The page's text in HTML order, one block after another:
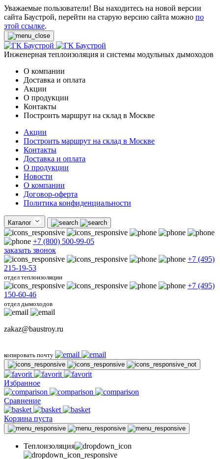
Уважаемые пользователи! Вы находитесь на новой версии
сайта Баустрой, перейти на старую версию сайта можно по
этой ссылке.
Инженерная теплоизоляция и системы модульных дымоходов
О компании
Доставка и оплата
Акции
О продукции
Контакты
Построить маршрут на склад в Москве
Акции
Построить маршрут на склад в Москве
Контакты
Доставка и оплата
О продукции
Новости
О компании
Договор-оферта
Политика конфиденциальности
Каталог
+7 (800) 500-99-05
заказать звонок
+7 (495)
215-19-53
отдел теплоизоляции
+7 (495)
150-60-46
отдел дымоходов
zakaz@baustroy.ru
копировать почту
Избранное
Сравнение
Корзина пуста
Теплоизоляция